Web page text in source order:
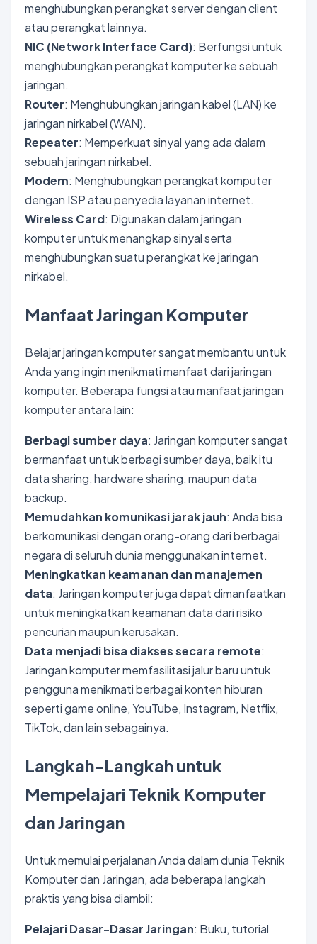
menghubungkan perangkat server dengan client
atau perangkat lainnya.
NIC (Network Interface Card): Berfungsi untuk
menghubungkan perangkat komputer ke sebuah
jaringan.
Router: Menghubungkan jaringan kabel (LAN) ke
jaringan nirkabel (WAN).
Repeater: Memperkuat sinyal yang ada dalam
sebuah jaringan nirkabel.
Modem: Menghubungkan perangkat komputer
dengan ISP atau penyedia layanan internet.
Wireless Card: Digunakan dalam jaringan
komputer untuk menangkap sinyal serta
menghubungkan suatu perangkat ke jaringan
nirkabel.
Manfaat Jaringan Komputer
Belajar jaringan komputer sangat membantu untuk
Anda yang ingin menikmati manfaat dari jaringan
komputer. Beberapa fungsi atau manfaat jaringan
komputer antara lain:
Berbagi sumber daya: Jaringan komputer sangat
bermanfaat untuk berbagi sumber daya, baik itu
data sharing, hardware sharing, maupun data
backup.
Memudahkan komunikasi jarak jauh: Anda bisa
berkomunikasi dengan orang-orang dari berbagai
negara di seluruh dunia menggunakan internet.
Meningkatkan keamanan dan manajemen
data: Jaringan komputer juga dapat dimanfaatkan
untuk meningkatkan keamanan data dari risiko
pencurian maupun kerusakan.
Data menjadi bisa diakses secara remote:
Jaringan komputer memfasilitasi jalur baru untuk
pengguna menikmati berbagai konten hiburan
seperti game online, YouTube, Instagram, Netflix,
TikTok, dan lain sebagainya.
Langkah-Langkah untuk
Mempelajari Teknik Komputer
dan Jaringan
Untuk memulai perjalanan Anda dalam dunia Teknik
Komputer dan Jaringan, ada beberapa langkah
praktis yang bisa diambil:
Pelajari Dasar-Dasar Jaringan: Buku, tutorial